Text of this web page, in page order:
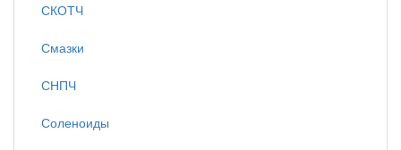
СКОТЧ
Смазки
СНПЧ
Соленоиды